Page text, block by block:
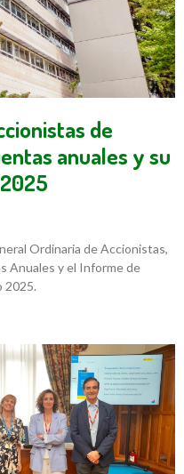
de
anuales y su
Ordinaria de Accionistas,
Anuales y el Informe de
2025.